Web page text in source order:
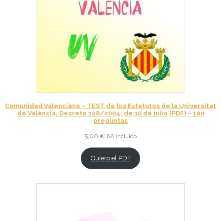
Comunidad Valenciana – TEST de los Estatutos de la Universitat
de València, Decreto 128/2004, de 30 de julio (PDF) – 100
preguntas
5,00 € IVA incluido
Quiero el PDF